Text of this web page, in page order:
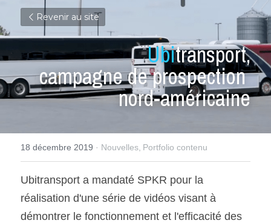
Revenir au site
Ubitransport,
campagne de prospection
nord-américaine
18 décembre 2019 · Nouvelles, Portfolio contenu
Ubitransport a mandaté SPKR pour la
réalisation d'une série de vidéos visant à
démontrer le fonctionnement et l'efficacité des